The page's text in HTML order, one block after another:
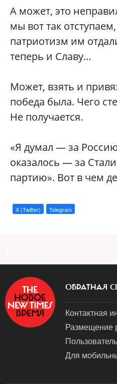
А может, это
мы вот так
патриотизм им
теперь и Славу…
Может, взять и
победа была. Чего
Не получается.
«Я думал — за
оказалось — за
партию». Вот в чем
X (Twitter) Telegram
ОБРАТНАЯ
Контактная
Размещение
Для